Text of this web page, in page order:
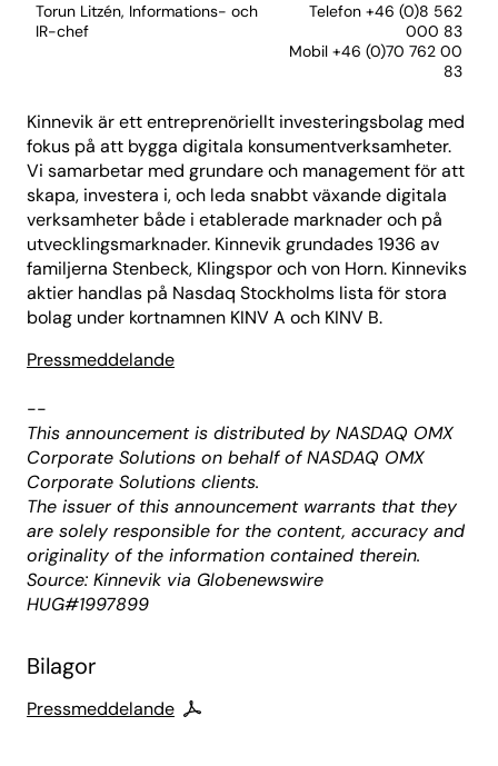
Torun Litzén, Informations- och
IR-chef
Telefon +46 (0)8 562
000 83
Mobil +46 (0)70 762 00
83
Kinnevik är ett entreprenöriellt investeringsbolag med
fokus på att bygga digitala konsumentverksamheter.
Vi samarbetar med grundare och management för att
skapa, investera i, och leda snabbt växande digitala
verksamheter både i etablerade marknader och på
utvecklingsmarknader. Kinnevik grundades 1936 av
familjerna Stenbeck, Klingspor och von Horn. Kinneviks
aktier handlas på Nasdaq Stockholms lista för stora
bolag under kortnamnen KINV A och KINV B.
Pressmeddelande
--
This announcement is distributed by NASDAQ OMX
Corporate Solutions on behalf of NASDAQ OMX
Corporate Solutions clients.
The issuer of this announcement warrants that they
are solely responsible for the content, accuracy and
originality of the information contained therein.
Source: Kinnevik via Globenewswire
HUG#1997899
Bilagor
Pressmeddelande